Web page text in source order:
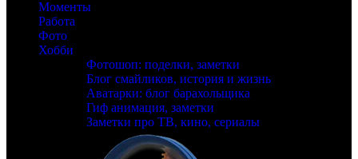
Моменты
Работа
Фото
Хобби
Фотошоп: поделки, заметки
Блог смайликов, история и жизнь
Аватарки: блог барахольщика
Гиф анимация, заметки
Заметки про ТВ, кино, сериалы